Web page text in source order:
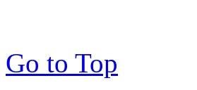
Go to Top